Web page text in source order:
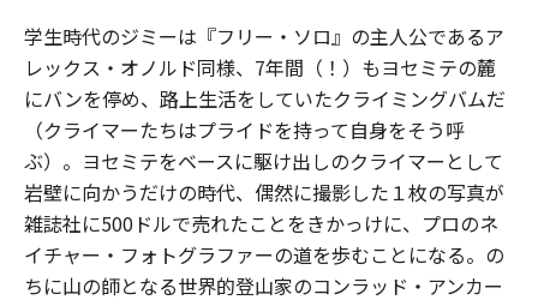
学生時代のジミーは『フリー・ソロ』の主人公であるア
レックス・オノルド同様、7年間（！）もヨセミテの麓
にバンを停め、路上生活をしていたクライミングバムだ
（クライマーたちはプライドを持って自身をそう呼
ぶ）。ヨセミテをベースに駆け出しのクライマーとして
岩壁に向かうだけの時代、偶然に撮影した１枚の写真が
雑誌社に500ドルで売れたことをきかっけに、プロのネ
イチャー・フォトグラファーの道を歩むことになる。の
ちに山の師となる世界的登山家のコンラッド・アンカー